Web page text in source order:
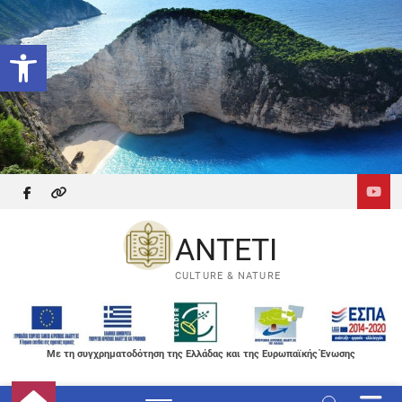
Ανοίξτε τη γραμμή εργαλείων
Skip
to
content
facebook
themefreesia
ANTETI
CULTURE & NATURE
Με τη συγχρηματοδότηση της Ελλάδας και της Ευρωπαϊκής Ένωσης
M